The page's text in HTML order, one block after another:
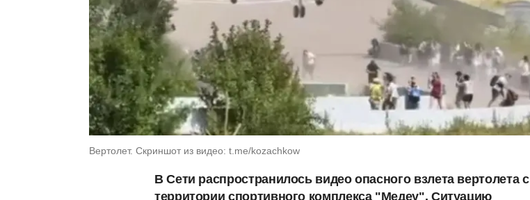
Вертолет. Скриншот из видео: t.me/kozachkow
В Сети распространилось видео опасного взлета вертолета с
территории спортивного комплекса "Медеу". Ситуацию